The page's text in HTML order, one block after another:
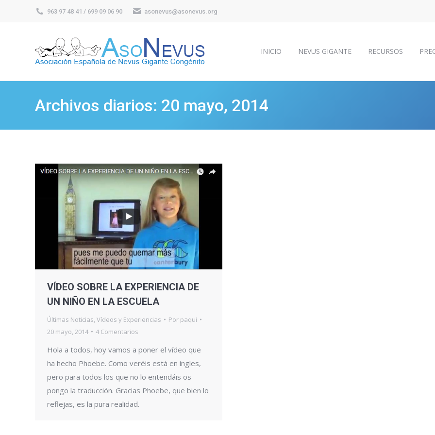
963 97 48 41 / 699 09 06 90 asonevus@asonevus.org
INICIO NEVUS GIGANTE RECURSOS
Archivos diarios: 20 mayo, 2014
VÍDEO SOBRE LA EXPERIENCIA DE
UN NIÑO EN LA ESCUELA
Últimas Noticias Vídeos y Experiencias Por paqui
20 mayo, 2014
4 Comentarios
Hola a todos, hoy vamos a poner el vídeo que
ha hecho Phoebe. Como veréis está en ingles,
pero para todos los que no lo entendáis os
pongo la traducción. Gracias Phoebe, que bien lo
reflejas, es la pura realidad.